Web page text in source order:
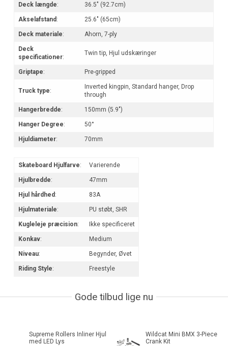
Deck længde: 36.5" (92.7cm)
Akselafstand : 25.6" (65cm)
Deck materiale: Ahorn, 7-ply
Deck
specificationer:
Twin tip, Hjul udskæringer
Griptape: Pre-gripped
Truck type:
Inverted kingpin, Standard hanger, Drop
through
Hangerbredde: 150mm (5.9")
Hanger Degree: 50°
Hjuldiameter: 70mm
Skateboard Hjulfarve: Varierende
Hjulbredde: 47mm
Hjul hårdhed : 83A
Hjulmateriale: PU støbt, SHR
Kugleleje præcision: Ikke specificeret
Konkav: Medium
Niveau: Begynder, Øvet
Riding Style: Freestyle
Gode tilbud lige nu
Supreme Rollers Inliner Hjul
med LED Lys
Wildcat Mini BMX 3-Piece
Crank Kit